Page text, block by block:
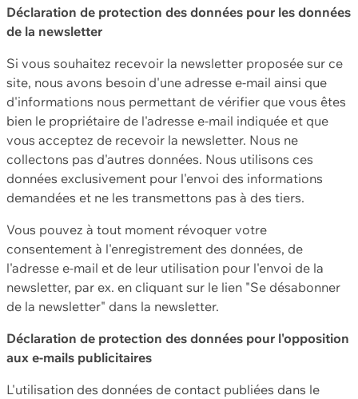
Déclaration de protection des données pour les données
de la newsletter
Si vous souhaitez recevoir la newsletter proposée sur ce
site, nous avons besoin d'une adresse e-mail ainsi que
d'informations nous permettant de vérifier que vous êtes
bien le propriétaire de l'adresse e-mail indiquée et que
vous acceptez de recevoir la newsletter. Nous ne
collectons pas d'autres données. Nous utilisons ces
données exclusivement pour l'envoi des informations
demandées et ne les transmettons pas à des tiers.
Vous pouvez à tout moment révoquer votre
consentement à l'enregistrement des données, de
l'adresse e-mail et de leur utilisation pour l'envoi de la
newsletter, par ex. en cliquant sur le lien "Se désabonner
de la newsletter" dans la newsletter.
Déclaration de protection des données pour l'opposition
aux e-mails publicitaires
L'utilisation des données de contact publiées dans le